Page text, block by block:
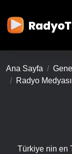
Ana Sayfa
Genel
Radyo
Türkiye nin en